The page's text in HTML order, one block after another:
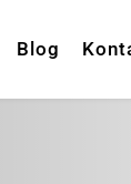
Blog